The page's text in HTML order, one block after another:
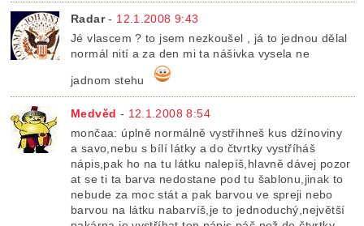
Radar- 12.1.2008 9:43
Jé vlascem ? to jsem nezkoušel , já to jednou dělal
normál nití a za den mi ta nášivka vysela ne
jadnom stehu
Medvěd - 12.1.2008 8:54
mončaa: úplně normálně vystřihneš kus džínoviny
a savo,nebu s bílí látky a do čtvrtky vystříháš
nápis,pak ho na tu látku nalepíš,hlavně dávej pozor
at se ti ta barva nedostane pod tu šablonu,jinak to
nebude za moc stát a pak barvou ve spreji nebo
barvou na látku nabarvíš,je to jednoduchý,největší